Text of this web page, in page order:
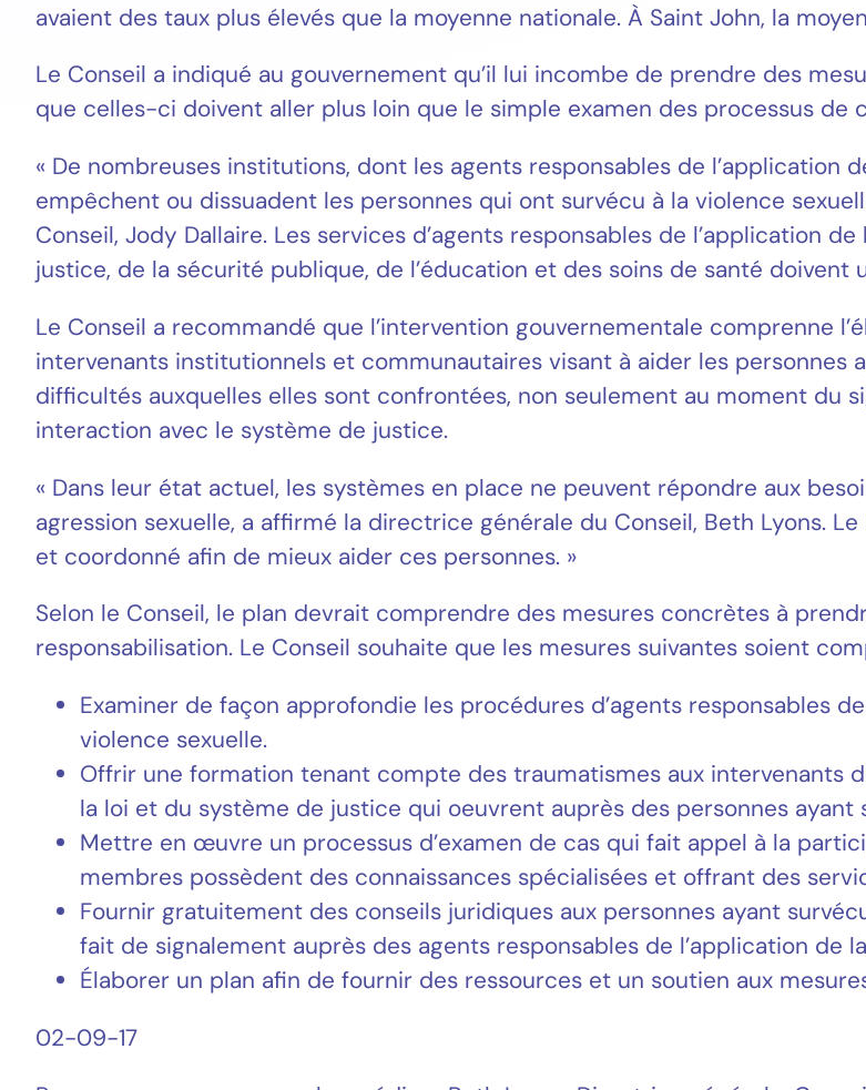
avaient des taux plus élevés que la moyenne nationale. À Saint John, la
Le Conseil a indiqué au gouvernement qu’il lui incombe de prendre des
que celles-ci doivent aller plus loin que le simple examen des processus de
« De nombreuses institutions, dont les agents responsables de l’application
empêchent ou dissuadent les personnes qui ont survécu à la violence
Conseil, Jody Dallaire. Les services d’agents responsables de l’application
justice, de la sécurité publique, de l’éducation et des soins de santé
Le Conseil a recommandé que l’intervention gouvernementale comprenne
intervenants institutionnels et communautaires visant à aider les personnes
difficultés auxquelles elles sont confrontées, non seulement au moment du
interaction avec le système de justice.
« Dans leur état actuel, les systèmes en place ne peuvent répondre aux
agression sexuelle, a affirmé la directrice générale du Conseil, Beth Lyons.
et coordonné afin de mieux aider ces personnes. »
Selon le Conseil, le plan devrait comprendre des mesures concrètes à
responsabilisation. Le Conseil souhaite que les mesures suivantes soient
Examiner de façon approfondie les procédures d’agents responsables
violence sexuelle.
Offrir une formation tenant compte des traumatismes aux intervenants
la loi et du système de justice qui oeuvrent auprès des personnes ayant
Mettre en œuvre un processus d’examen de cas qui fait appel à la
membres possèdent des connaissances spécialisées et offrant des
Fournir gratuitement des conseils juridiques aux personnes ayant
fait de signalement auprès des agents responsables de l’application de
Élaborer un plan afin de fournir des ressources et un soutien aux
02-09-17